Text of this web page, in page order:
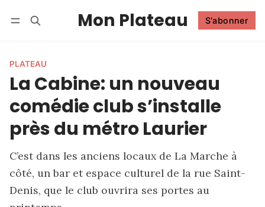
Mon Plateau S'abonner
PLATEAU
La Cabine: un nouveau
comédie club s’installe
près du métro Laurier
C’est dans les anciens locaux de La Marche à
côté, un bar et espace culturel de la rue Saint-
Denis, que le club ouvrira ses portes au